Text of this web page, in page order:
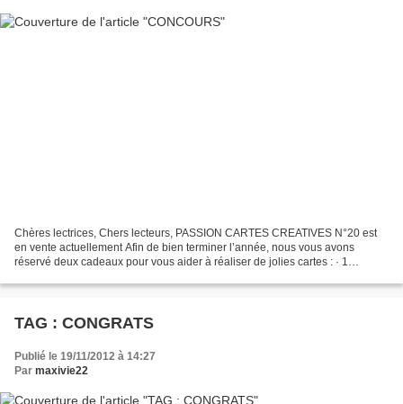
Chères lectrices, Chers lecteurs, PASSION CARTES CREATIVES N°20 est
en vente actuellement Afin de bien terminer l’année, nous vous avons
réservé deux cadeaux pour vous aider à réaliser de jolies cartes : · 1
TAG : CONGRATS
Publié le 19/11/2012 à 14:27
Par maxivie22